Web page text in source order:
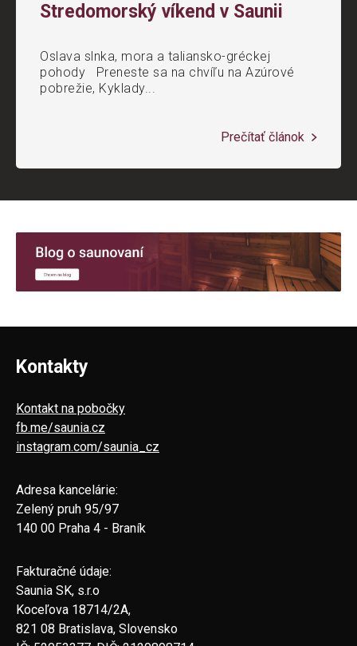
Stredomorský víkend v Saunii
Oslava slnka, mora a taliansko-gréckej
pohody Preneste sa na chvíľu na Azúrové
pobrežie, Kyklady...
Prečítať článok
Kontakty
Kontakt na pobočky
fb.me/saunia.cz
instagram.com/saunia_cz
Adresa kancelárie:
Zelený pruh 95/97
140 00 Praha 4 - Braník
Fakturačné údaje:
Saunia SK, s.r.o
Koceľova 18714/2A,
821 08 Bratislava, Slovensko